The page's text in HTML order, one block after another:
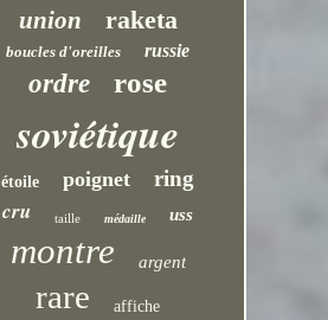
union raketa
boucles d'oreilles russie
ordre rose
soviétique
étoile poignet ring
cru taille médaille uss
montre argent
rare affiche